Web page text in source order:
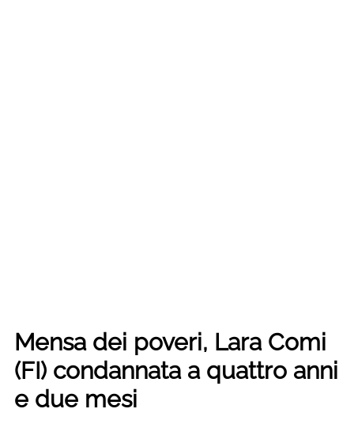
Mensa dei poveri, Lara Comi
(FI) condannata a quattro anni
e due mesi